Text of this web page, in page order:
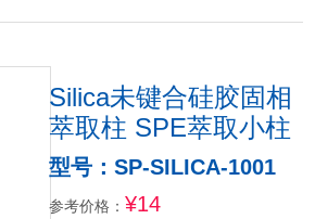
Silica未键合硅胶固相
萃取柱 SPE萃取小柱
型号：SP-SILICA-1001
参考价格： ¥14